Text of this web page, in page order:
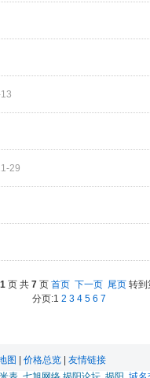
29
1 页 共 7 页 首页 下一页 尾页 转
分页:1 2 3 4 5 6 7
图 价格总览
友情链接